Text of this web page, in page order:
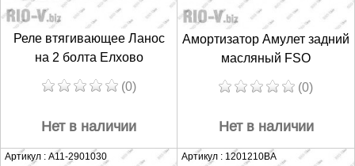
Реле втягивающее Ланос
на 2 болта Елхово
(0)
Нет в наличии
Амортизатор Амулет задний
масляный FSO
(0)
Нет в наличии
Артикул : A11-2901030 Артикул : 1201210BA